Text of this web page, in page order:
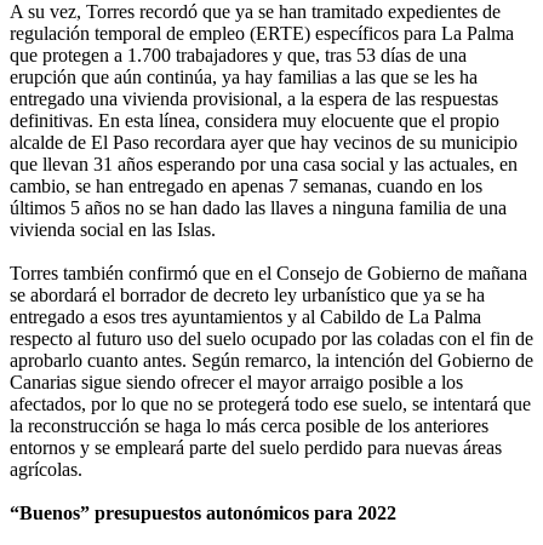
A su vez, Torres recordó que ya se han tramitado expedientes de
regulación temporal de empleo (ERTE) específicos para La Palma
que protegen a 1.700 trabajadores y que, tras 53 días de una
erupción que aún continúa, ya hay familias a las que se les ha
entregado una vivienda provisional, a la espera de las respuestas
definitivas. En esta línea, considera muy elocuente que el propio
alcalde de El Paso recordara ayer que hay vecinos de su municipio
que llevan 31 años esperando por una casa social y las actuales, en
cambio, se han entregado en apenas 7 semanas, cuando en los
últimos 5 años no se han dado las llaves a ninguna familia de una
vivienda social en las Islas.
Torres también confirmó que en el Consejo de Gobierno de mañana
se abordará el borrador de decreto ley urbanístico que ya se ha
entregado a esos tres ayuntamientos y al Cabildo de La Palma
respecto al futuro uso del suelo ocupado por las coladas con el fin de
aprobarlo cuanto antes. Según remarco, la intención del Gobierno de
Canarias sigue siendo ofrecer el mayor arraigo posible a los
afectados, por lo que no se protegerá todo ese suelo, se intentará que
la reconstrucción se haga lo más cerca posible de los anteriores
entornos y se empleará parte del suelo perdido para nuevas áreas
agrícolas.
“Buenos” presupuestos autonómicos para 2022